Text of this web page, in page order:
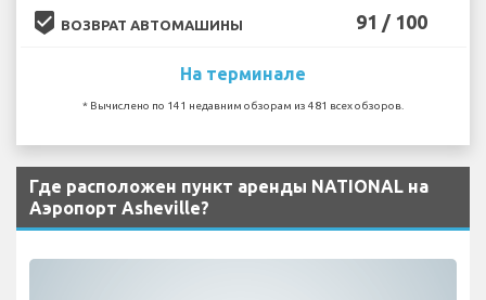
beenhere ВОЗВРАТ АВТОМАШИНЫ 91 / 100
На терминале
* Вычислено по 141 недавним обзорам из 481 всех обзоров.
Где расположен пункт аренды NATIONAL на
Аэропорт Asheville?